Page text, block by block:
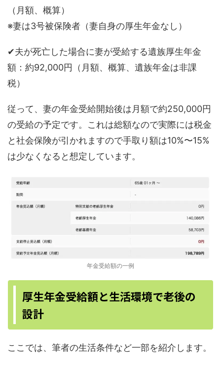
（月額、概算）
※妻は3号被保険者（妻自身の厚生年金なし）
✔︎夫が死亡した場合に妻が受給する遺族厚生年金
額：約92,000円（月額、概算、遺族年金は非課
税）
従って、妻の年金受給開始後は月額で約250,000円
の受給の予定です。これは総額なので実際には税金
と社会保険が引かれますので手取り額は10%〜15%
は少なくなると想定しています。
年金受給額の一例
厚生年金受給額と生活環境で老後の
設計
ここでは、筆者の生活条件など一部を紹介します。